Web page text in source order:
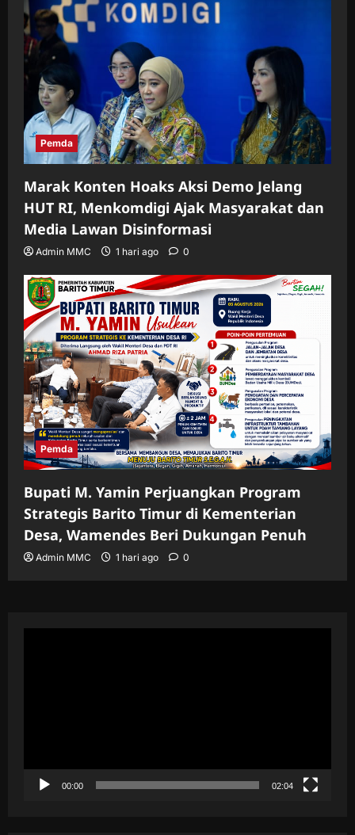
Pemda
Marak Konten Hoaks Aksi Demo Jelang
HUT RI, Menkomdigi Ajak Masyarakat dan
Media Lawan Disinformasi
Admin MMC 1 hari ago 0
Pemda
Bupati M. Yamin Perjuangkan Program
Strategis Barito Timur di Kementerian
Desa, Wamendes Beri Dukungan Penuh
Admin MMC 1 hari ago 0
00:00 02:04